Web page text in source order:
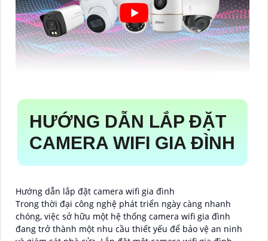
HƯỚNG DẪN LẮP ĐẶT
CAMERA WIFI GIA ĐÌNH
Hướng dẫn lắp đặt camera wifi gia đình
Trong thời đại công nghệ phát triển ngày càng nhanh
chóng, việc sở hữu một hệ thống camera wifi gia đình
đang trở thành một nhu cầu thiết yếu để bảo vệ an ninh